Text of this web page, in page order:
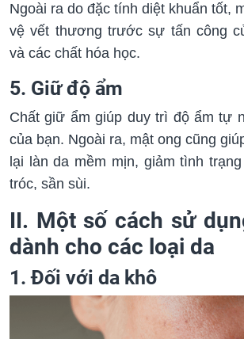
Ngoài ra do đặc tính diệt khuẩn tốt,
vệ vết thương trước sự tấn công
và các chất hóa học.
5. Giữ độ ẩm
Chất giữ ẩm giúp duy trì độ ẩm tự
của bạn. Ngoài ra, mật ong cũng
lại làn da mềm mịn, giảm tình
tróc, sần sùi.
II. Một số cách sử
dành cho các loại da
1. Đối với da khô